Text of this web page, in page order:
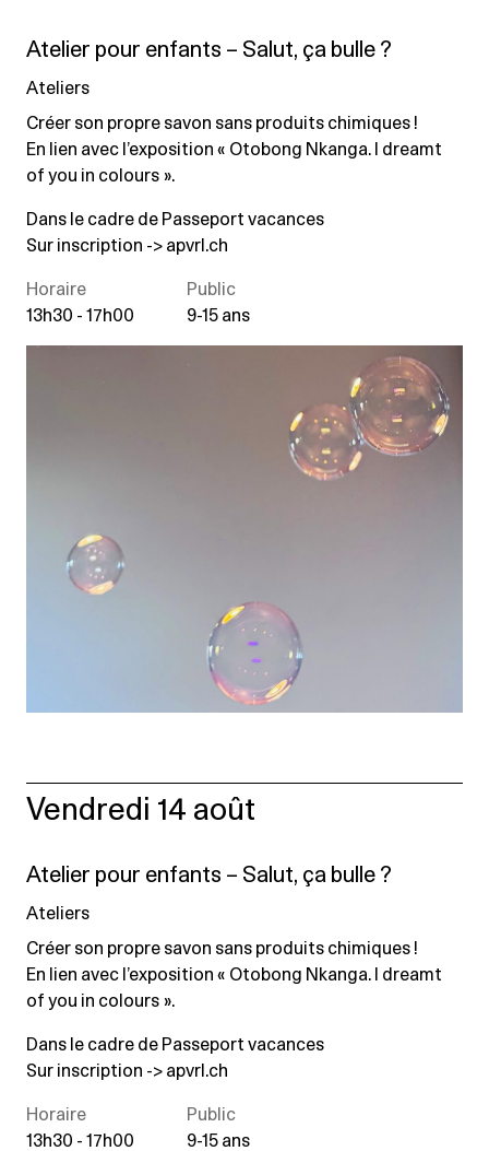
Atelier pour enfants – Salut, ça bulle ?
Ateliers
Créer son propre savon sans produits chimiques !
En lien avec l’exposition « Otobong Nkanga. I dreamt
of you in colours ».
Dans le cadre de Passeport vacances
Sur inscription -> apvrl.ch
Horaire
13h30 - 17h00
Public
9-15 ans
Vendredi 14 août
Atelier pour enfants – Salut, ça bulle ?
Ateliers
Créer son propre savon sans produits chimiques !
En lien avec l’exposition « Otobong Nkanga. I dreamt
of you in colours ».
Dans le cadre de Passeport vacances
Sur inscription -> apvrl.ch
Horaire
13h30 - 17h00
Public
9-15 ans